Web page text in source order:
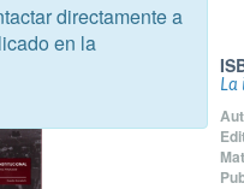
La
directamente a
en la